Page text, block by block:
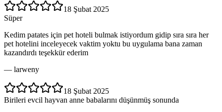
18 Şubat 2025
Süper
Kedim patates için pet hoteli bulmak istiyordum gidip sıra sıra her
pet hotelini inceleyecek vaktim yoktu bu uygulama bana zaman
kazandırdı teşekkür ederim
— larweny
18 Şubat 2025
Birileri evcil hayvan anne babalarını düşünmüş sonunda